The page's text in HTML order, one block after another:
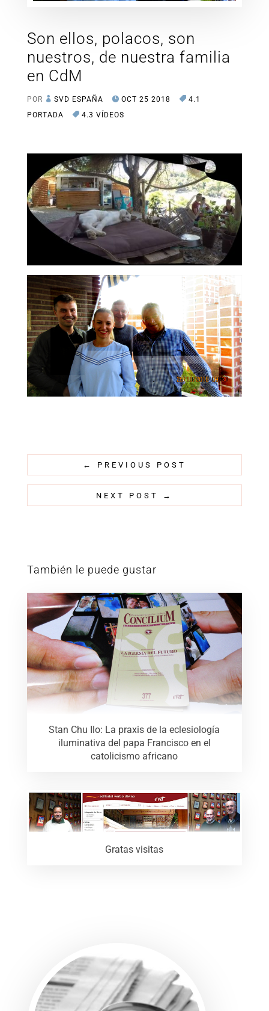
Son ellos, polacos, son
nuestros, de nuestra familia
en CdM
POR SVD ESPAÑA OCT 25 2018
4.1
PORTADA
4.3 VÍDEOS
← PREVIOUS POST
NEXT POST →
También le puede gustar
Stan Chu Ilo: La praxis de la eclesiología
iluminativa del papa Francisco en el
catolicismo africano
Gratas visitas